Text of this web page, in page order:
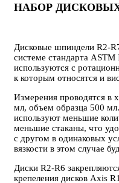
НАБОР
Дисковые шпиндели R2-
системе стандарта
используются с
к которым относятся и
Измерения проводятся в
мл, объем образца 500
используют меньшие
меньшие стаканы, что
с другом в одинаковых
вязкости в этом случае
Диски R2-R6
крепеления дисков Axis